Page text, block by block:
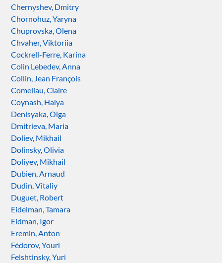
Chernyshev, Dmitry
Chornohuz, Yaryna
Chuprovska, Olena
Chvaher, Viktoriia
Cockrell-Ferre, Karina
Colin Lebedev, Anna
Collin, Jean François
Comeliau, Claire
Coynash, Halya
Denisyaka, Olga
Dmitrieva, Maria
Doliev, Mikhail
Dolinsky, Olivia
Doliyev, Mikhail
Dubien, Arnaud
Dudin, Vitaliy
Duguet, Robert
Eidelman, Tamara
Eidman, Igor
Eremin, Anton
Fédorov, Youri
Felshtinsky, Yuri